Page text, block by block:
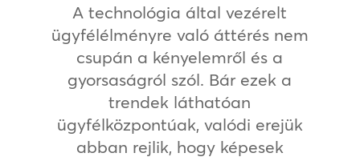
A technológia által vezérelt
ügyfélélményre való áttérés nem
csupán a kényelemről és a
gyorsaságról szól. Bár ezek a
trendek láthatóan
ügyfélközpontúak, valódi erejük
abban rejlik, hogy képesek